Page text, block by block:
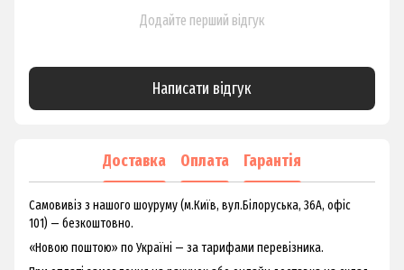
Додайте перший відгук
Написати відгук
Доставка Оплата Гарантія
Самовивіз з нашого шоуруму (м.Київ, вул.Білоруська, 36А, офіс
101) — безкоштовно.
«Новою поштою» по Україні — за тарифами перевізника.